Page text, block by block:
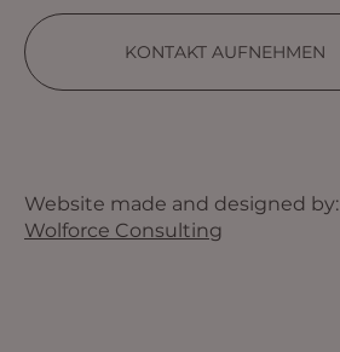
KONTAKT AUFNEHMEN
Website made and designed by:
Wolforce Consulting